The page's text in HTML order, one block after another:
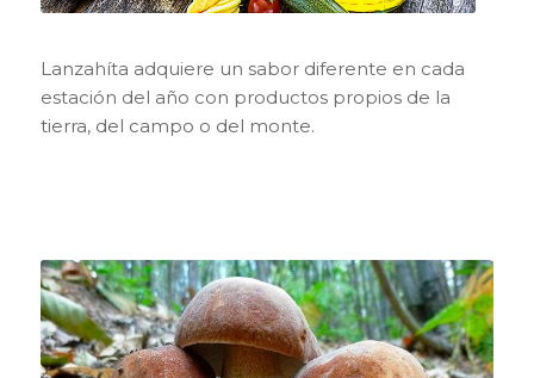
Lanzahíta adquiere un sabor diferente en cada
estación del año con productos propios de la
tierra, del campo o del monte.